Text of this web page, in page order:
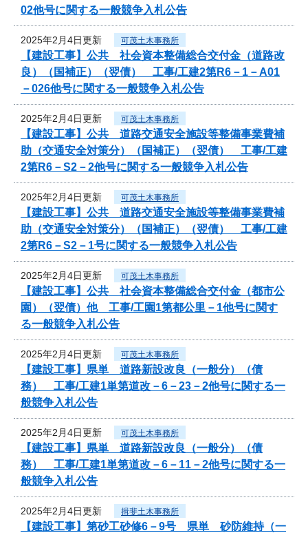
02他号に関する一般競争入札公告
2025年2月4日更新 可茂土木事務所
【建設工事】公共 社会資本整備総合交付金（道路改
良）（国補正）（翌債） 工事/工建2第R6－1－A01
－026他号に関する一般競争入札公告
2025年2月4日更新 可茂土木事務所
【建設工事】公共 道路交通安全施設等整備事業費補
助（交通安全対策分）（国補正）（翌債） 工事/工建
2第R6－S2－2他号に関する一般競争入札公告
2025年2月4日更新 可茂土木事務所
【建設工事】公共 道路交通安全施設等整備事業費補
助（交通安全対策分）（国補正）（翌債） 工事/工建
2第R6－S2－1号に関する一般競争入札公告
2025年2月4日更新 可茂土木事務所
【建設工事】公共 社会資本整備総合交付金（都市公
園）（翌債）他 工事/工園1第都公里－1他号に関す
る一般競争入札公告
2025年2月4日更新 可茂土木事務所
【建設工事】県単 道路新設改良（一般分）（債
務） 工事/工建1単第道改－6－23－2他号に関する一
般競争入札公告
2025年2月4日更新 可茂土木事務所
【建設工事】県単 道路新設改良（一般分）（債
務） 工事/工建1単第道改－6－11－2他号に関する一
般競争入札公告
2025年2月4日更新 揖斐土木事務所
【建設工事】第砂工砂修6－9号 県単 砂防維持（一